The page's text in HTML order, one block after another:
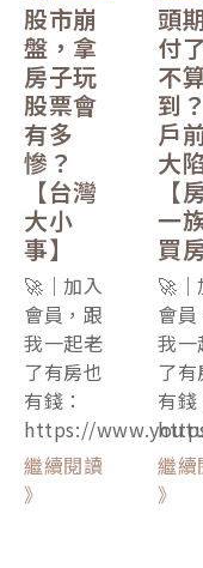
股市崩
盤，拿
房子玩
股票會
有多
慘？
【台灣
大小
事】
🚀｜加入
會員，跟
我一起老
了有房也
有錢：
https://
繼續閱讀
》
頭
付
不
到
戶
大
【
一
買房
🚀｜
會員
我一
了有
有錢
繼續
》